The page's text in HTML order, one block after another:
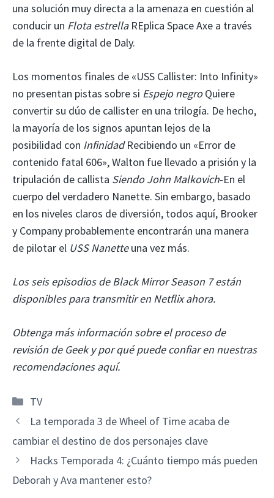
una solución muy directa a la amenaza en cuestión al
conducir un Flota estrellaREplica Space Axe a través
de la frente digital de Daly.
Los momentos finales de «USS Callister: Into Infinity»
no presentan pistas sobre si Espejo negroQuiere
convertir su dúo de callister en una trilogía. De hecho,
la mayoría de los signos apuntan lejos de la
posibilidad con InfinidadRecibiendo un «Error de
contenido fatal 606», Walton fue llevado a prisión y la
tripulación de callista Siendo John Malkovich-En el
cuerpo del verdadero Nanette. Sin embargo, basado
en los niveles claros de diversión, todos aquí, Brooker
y Company probablemente encontrarán una manera
de pilotar el USS Nanetteuna vez más.
Los seis episodios de Black Mirror Season 7 están
disponibles para transmitir en Netflix ahora.
Obtenga más información sobre el proceso de
revisión de Geek y por qué puede confiar en nuestras
recomendaciones aquí.
Categorías
TV
La temporada 3 de Wheel of Time acaba de
cambiar el destino de dos personajes clave
Hacks Temporada 4: ¿Cuánto tiempo más pueden
Deborah y Ava mantener esto?